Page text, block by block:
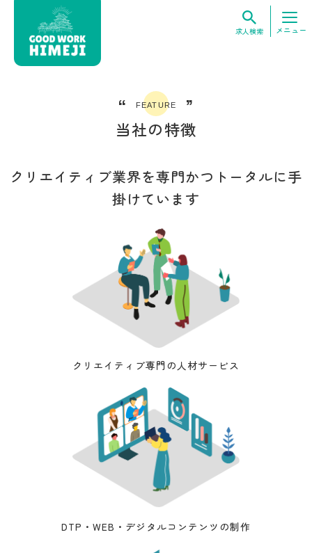
求人検索 メニュー
“ FEATURE ”
当社の特徴
クリエイティブ業界を専門かつトータルに手
掛けています
クリエイティブ専門の人材サービス
DTP・WEB・デジタルコンテンツの制作